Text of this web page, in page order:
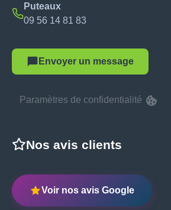
Puteaux
09 56 14 81 83
Envoyer un message
Paramètres de confidentialité
Nos avis clients
Voir nos avis Google